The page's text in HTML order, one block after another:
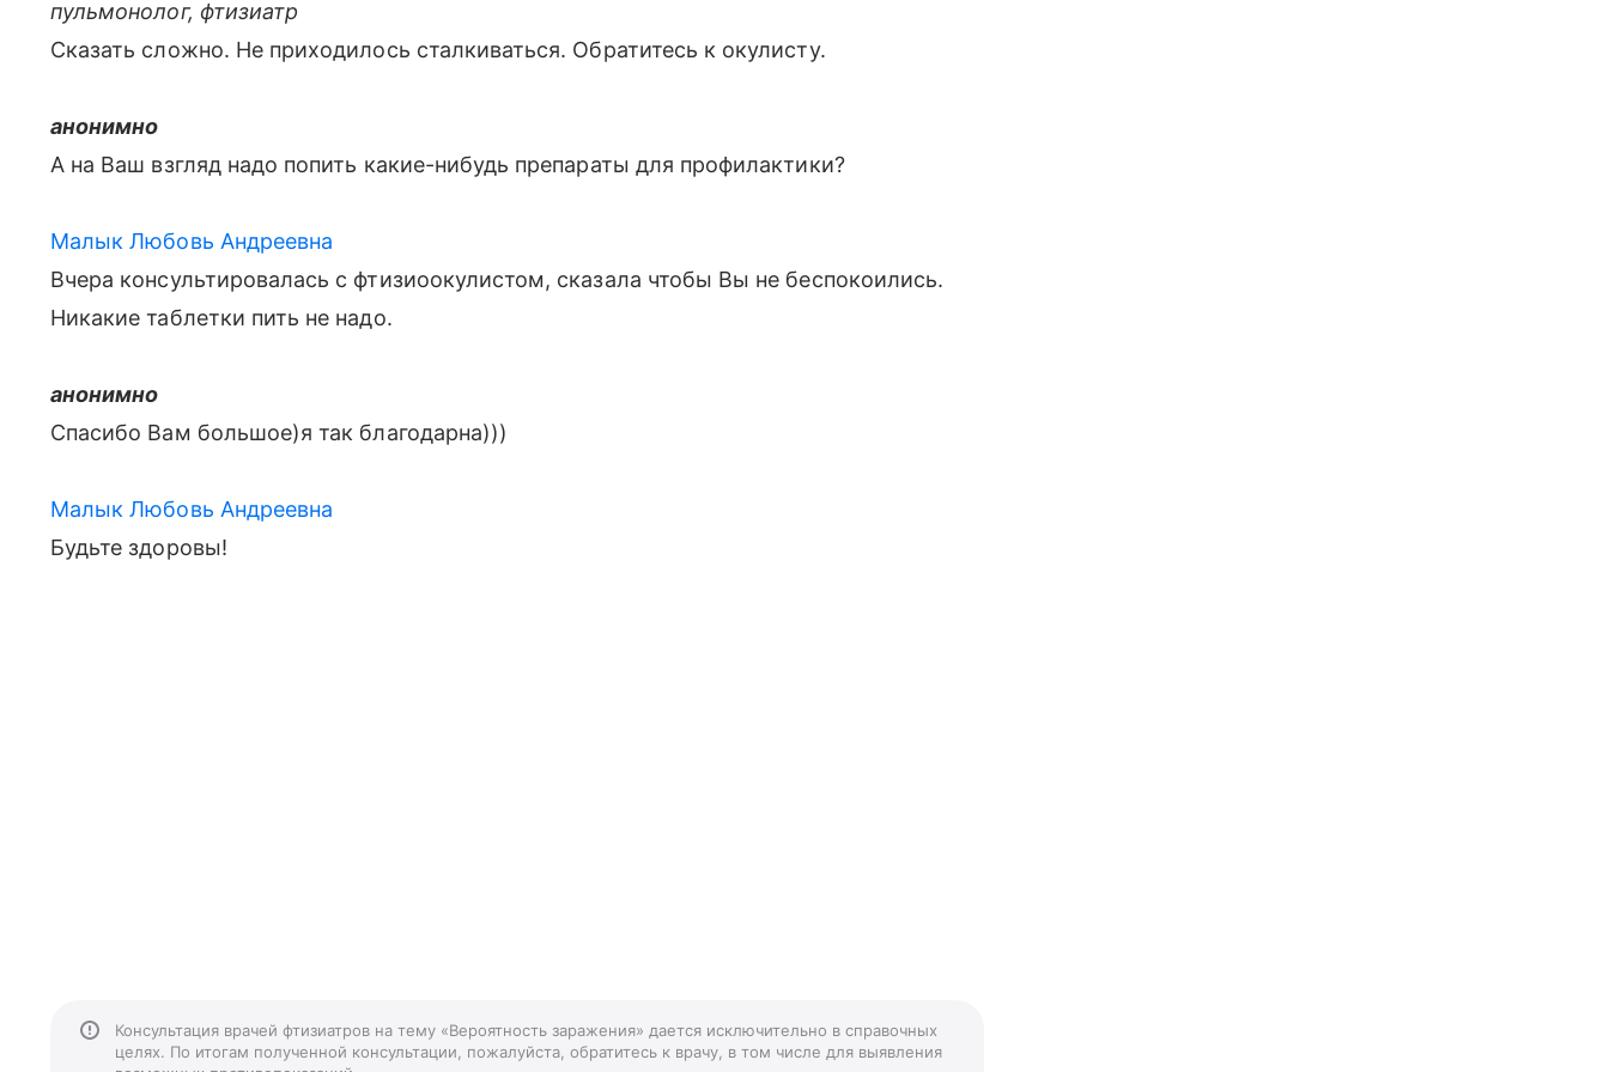
пульмонолог, фтизиатр
Сказать сложно. Не приходилось сталкиваться. Обратитесь к окулисту.
анонимно
А на Ваш взгляд надо попить какие-нибудь препараты для профилактики?
Малык Любовь Андреевна
Вчера консультировалась с фтизиоокулистом, сказала чтобы Вы не беспокоились.
Никакие таблетки пить не надо.
анонимно
Спасибо Вам большое)я так благодарна)))
Малык Любовь Андреевна
Будьте здоровы!
Консультация врачей фтизиатров на тему «Вероятность заражения» дается исключительно в справочных
целях. По итогам полученной консультации, пожалуйста, обратитесь к врачу, в том числе для выявления